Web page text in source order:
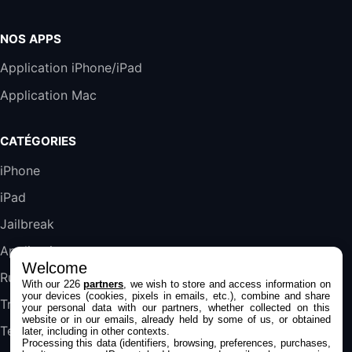
Harman Kardon SoundSticks 5 Haut-Parleur
289,47€
Galaxy S25 FE 6,7\" 5G Nano SIM 128 Go
Blanc
Jeu FIFA 20 sur PC (code à télécharger)
45,98€57,99€Rue Du Commerce (Vendeur Tiers)
NOS APPS
Application iPhone/iPad
Application Mac
CATÉGORIES
iPhone
iPad
Jailbreak
Applications
Rumeurs
Trucs & astuces
Tests
Welcome
With our 226partners , we wish to store and access information on
your devices (cookies, pixels in emails, etc.), combine and share
your personal data with our partners, whether collected on this
website or in our emails, already held by some of us, or obtained
later, including in other contexts.
Processing this data (identifiers, browsing, preferences, purchases,